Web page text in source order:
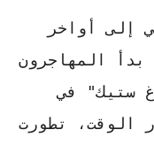
إلى أواخر
بدأ المهاجرون
ستيك" في
الوقت، تطورت